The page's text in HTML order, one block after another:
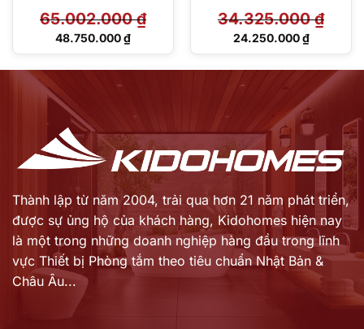
A/WH172AT/TCA546/MB1
75M#SS
65.002.000₫
Giá
48.750.000₫
Giá
MB176G#WH
34.325.000₫
Giá
34.325.000 ₫.
24.250.000₫
Giá
24.250.000 ₫.
Thành lập từ năm 2004, trải qua hơn 21 năm phát triển,
được sự ủng hộ của khách hàng, Kidohomes hiện nay
là một trong những doanh nghiệp hàng đầu trong lĩnh
vực Thiết bị Phòng tắm theo tiêu chuẩn Nhật Bản &
Châu Âu...